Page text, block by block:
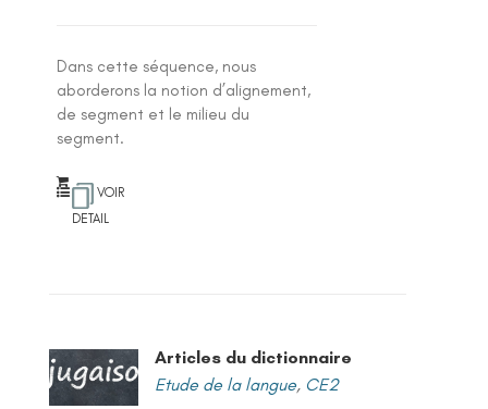
Dans cette séquence, nous
aborderons la notion d’alignement,
de segment et le milieu du
segment.
VOIR
DETAIL
Articles du dictionnaire
Etude de la langue, CE2